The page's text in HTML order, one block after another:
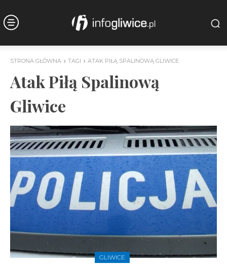
STRONA GŁÓWNA TAGI ATAK PIŁĄ SPALINOWĄ GLIWICE
Atak Piłą Spalinową
Gliwice
GLIWICE